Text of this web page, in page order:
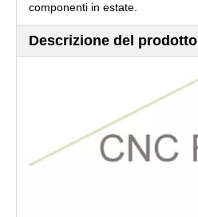
componenti in estate.
Descrizione del prodotto